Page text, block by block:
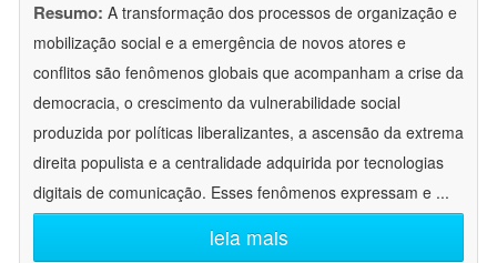
Resumo: A transformação dos processos de organização e
mobilização social e a emergência de novos atores e
conflitos são fenômenos globais que acompanham a crise da
democracia, o crescimento da vulnerabilidade social
produzida por políticas liberalizantes, a ascensão da extrema
direita populista e a centralidade adquirida por tecnologias
digitais de comunicação. Esses fenômenos expressam e ...
leia mais